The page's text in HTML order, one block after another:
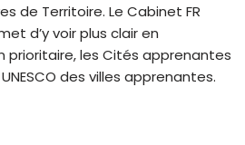
de Territoire. Le Cabinet FR
d’y voir plus clair en
prioritaire, les Cités apprenantes
des villes apprenantes.